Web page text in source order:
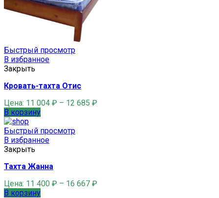
Быстрый просмотр
В избранное
Закрыть
Кровать-тахта Отис
Цена: 11 004 ₽ – 12 685 ₽
В корзину
Быстрый просмотр
В избранное
Закрыть
Тахта Жанна
Цена: 11 400 ₽ – 16 667 ₽
В корзину